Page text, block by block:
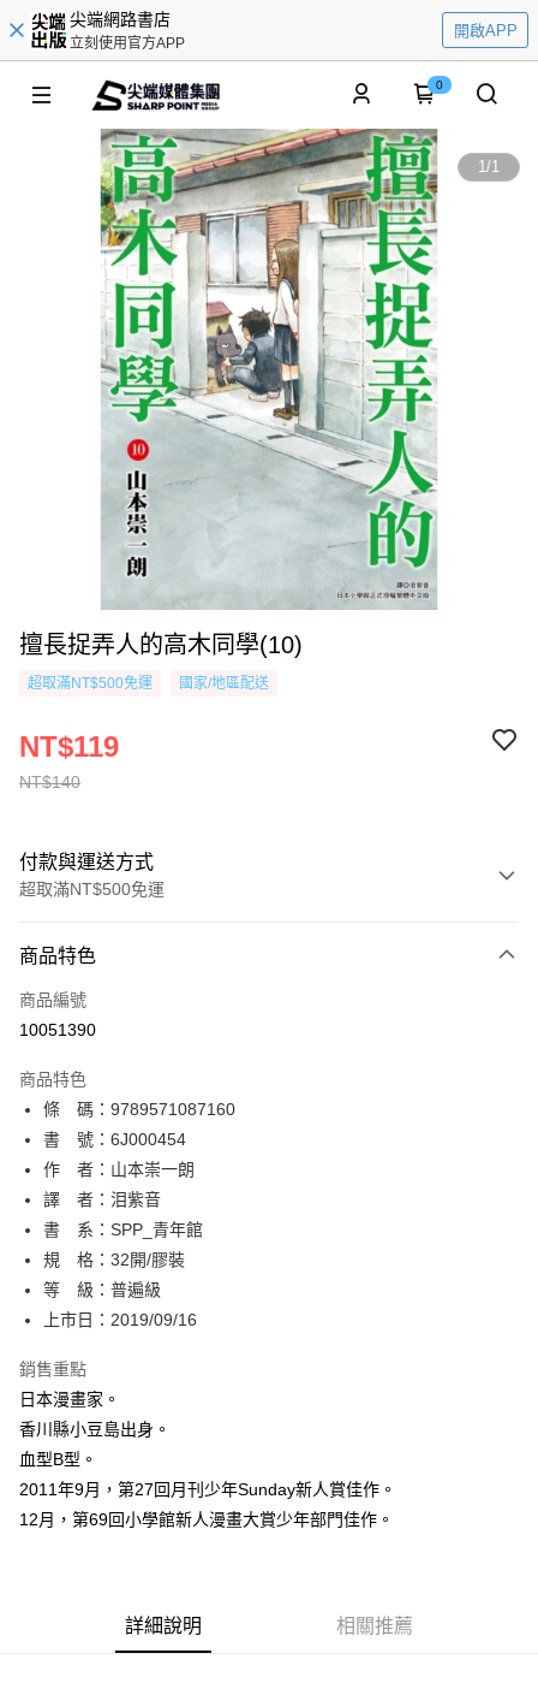
尖端網路書店
立刻使用官方APP
開啟APP
0
1/1
擅長捉弄人的高木同學(10)
超取滿NT$500免運 國家/地區配送
NT$140
NT$119
付款與運送方式
超取滿NT$500免運
信用卡一次付款
超商取貨付款
相關說明
【關於「AFTEE先享後付」】
AFTEE先享後付是「在收到商品之後才付款」的支付方式。 讓您購物簡單
便利好安心！
１．簡單：不需註冊會員、不需綁卡、不需儲值。
２．便利：只要手機號碼，簡訊認證，即可結帳。
３．安心：先確認商品／服務後，再付款。
【「AFTEE先享後付」結帳流程】
１．於結帳方式選擇「AFTEE先享後付」後，將跳轉至「AFTEE先享後付」
結帳頁面，進行簡訊認證並確認金額後，即可完成結帳。
２．訂單成立數日內，您將收到繳費通知簡訊。
ATM／網路銀行／等多元方式進行付款，方視為交易完成。
※ 請注意：結帳手續完成當下不需立刻繳費，但若您需要取消訂單，請聯絡
購買商品的店家。未經商家同意取消之訂單仍視為有效，需透過AFTEE先享
後付繳納相關費用。
※ 交易是否成功請以「AFTEE先享後付 」之結帳頁面顯示為準，若有關於
是否繳費成功／繳費後需取消欲退款等相關疑問，請聯繫「AFTEE先享後付
權轉讓予恩沛科技股份有限公司。
２．關於個人資料處理事宜，請瀏覽以下網址：
https://aftee.tw/terms/#terms3
ATM付款
運送方式
全家取貨付款
每筆NT$80，滿NT$500(含以上)免運費
付款後全家取貨
每筆NT$80，滿NT$500(含以上)免運費
付款後萊爾富取貨
每筆NT$80，滿NT$500(含以上)免運費
付款後7-11取貨
每筆NT$80，滿NT$500(含以上)免運費
商品特色
商品編號
10051390
商品特色
條 碼：9789571087160
書 號：6J000454
作 者：山本崇一朗
譯 者：泪紫音
書 系：SPP_青年館
規 格：32開/膠裝
等 級：普遍級
上市日：2019/09/16
銷售重點
日本漫畫家。
香川縣小豆島出身。
血型B型。
2011年9月，第27回月刊少年Sunday新人賞佳作。
12月，第69回小學館新人漫畫大賞少年部門佳作。
詳細說明 相關推薦